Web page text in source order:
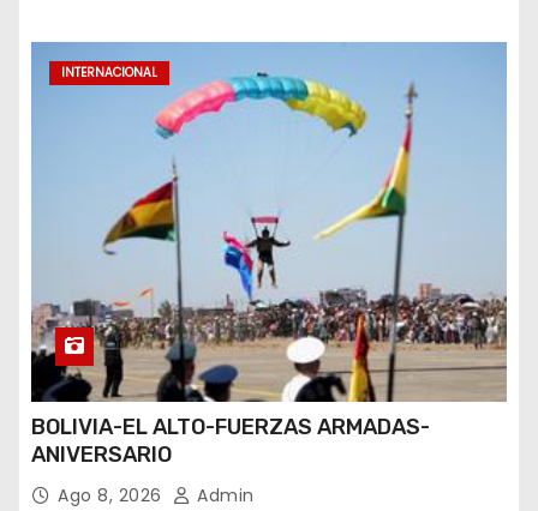
INTERNACIONAL
BOLIVIA-EL ALTO-FUERZAS ARMADAS-
ANIVERSARIO
Ago 8, 2026 Admin